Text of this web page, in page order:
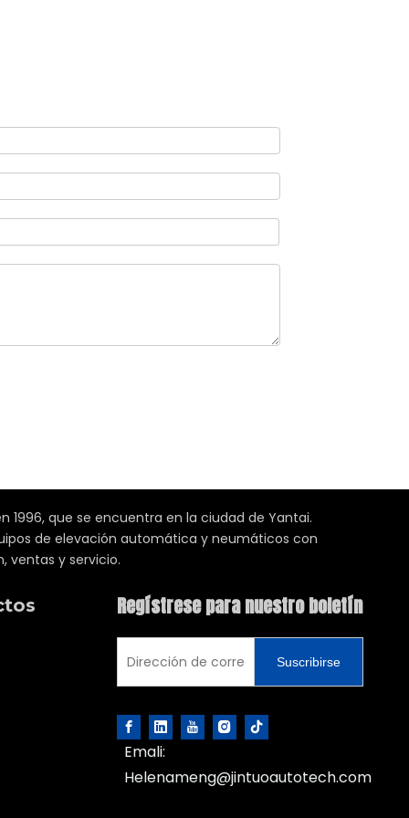
1996, que se encuentra en la ciudad de Yantai.
de elevación automática y neumáticos con
ventas y servicio.
Regístrese para nuestro boletín
Suscribirse
Emali:
Helenameng@jintuoautotech.com